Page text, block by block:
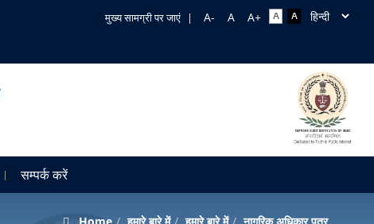
मुख्य सामग्री पर जाएं |
सम्पर्क करें